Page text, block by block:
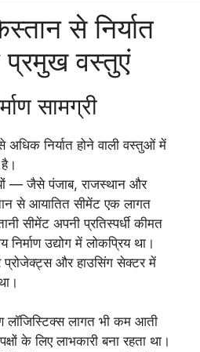
से निर्यात
प्रमुख वस्तुएं
सामग्री
अधिक निर्यात होने वाली वस्तुओं में
— जैसे पंजाब, राजस्थान और
से आयातित सीमेंट एक लागत
सीमेंट अपनी प्रतिस्पर्धी कीमत
उद्योग में लोकप्रिय था।
प्रोजेक्ट्स और हाउसिंग सेक्टर में
लॉजिस्टिक्स लागत भी कम आती
के लिए लाभकारी बना रहता था।